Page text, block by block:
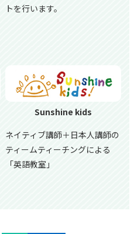
トを行います。
Sunshine kids
ネイティブ講師＋日本人講師の
ティームティーチングによる
「英語教室」